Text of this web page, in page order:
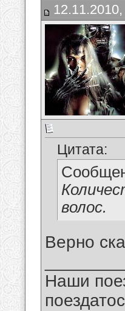
Цитата:
волос.
Верно
Наши